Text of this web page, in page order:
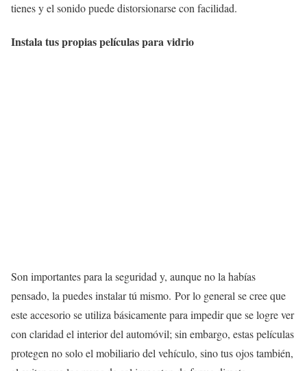
tienes y el sonido puede distorsionarse con facilidad.
Instala tus propias películas para vidrio
Son importantes para la seguridad y, aunque no la habías
pensado, la puedes instalar tú mismo. Por lo general se cree que
este accesorio se utiliza básicamente para impedir que se logre ver
con claridad el interior del automóvil; sin embargo, estas películas
protegen no solo el mobiliario del vehículo, sino tus ojos también,